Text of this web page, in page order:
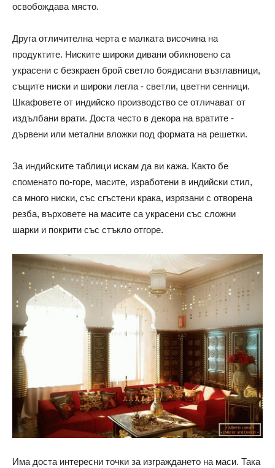
освобождава място.
Друга отличителна черта е малката височина на
продуктите. Ниските широки дивани обикновено са
украсени с безкраен брой светло боядисани възглавници,
същите ниски и широки легла - светли, цветни сенници.
Шкафовете от индийско производство се отличават от
издълбани врати. Доста често в декора на вратите -
дървени или метални вложки под формата на решетки.
За индийските таблици искам да ви кажа. Както бе
споменато по-горе, масите, изработени в индийски стил,
са много ниски, със сгъстени крака, изрязани с отворена
резба, върховете на масите са украсени със сложни
шарки и покрити със стъкло отгоре.
Има доста интересни точки за изграждането на маси. Така